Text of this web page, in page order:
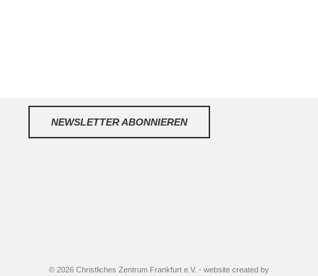
NEWSLETTER ABONNIEREN
© 2026 Christliches Zentrum Frankfurt e.V. - website created by